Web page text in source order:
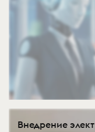
Внедрение